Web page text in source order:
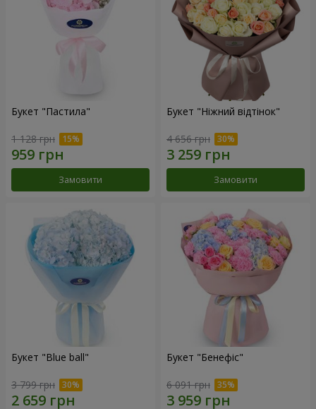
Букет "Пастила"
1 128 грн
Замовити
Букет "Ніжний відтінок"
4 656 грн
Замовити
Букет "Blue ball"
3 799 грн
Букет "Бенефіс"
6 091 грн